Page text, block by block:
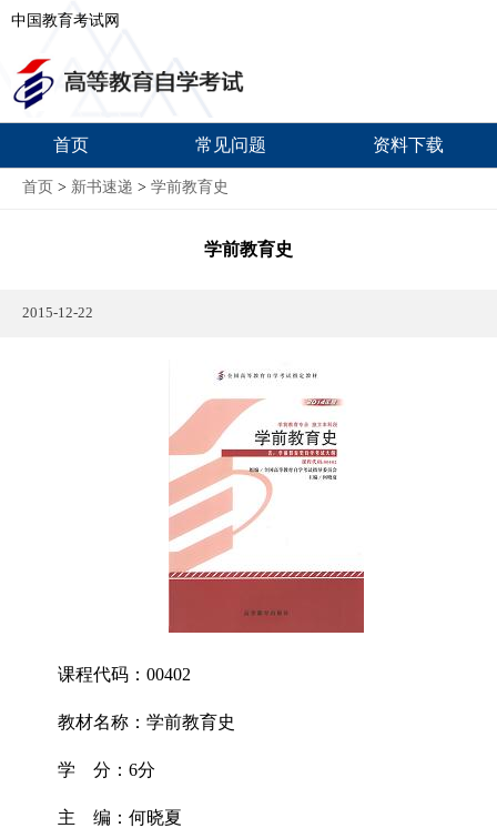
中国教育考试网
首页 常见问题 资料下载
首页 > 新书速递 > 学前教育史
学前教育史
2015-12-22
课程代码：00402
教材名称：学前教育史
学 分：6分
主 编：何晓夏